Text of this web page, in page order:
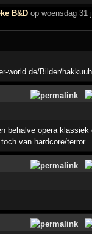
B&D op woensdag 31
behalve opera klassiek
van hardcore/terror